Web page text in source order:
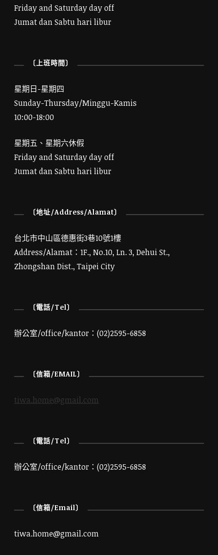
Friday and Saturday day off
Jumat dan Sabtu hari libur
〔上班時間〕
星期日-星期四
Sunday-Thursday/Minggu-Kamis
10:00-18:00
星期五、星期六休假
Friday and Saturday day off
Jumat dan Sabtu hari libur
〔地址/Address/Alamat〕
台北市中山區德惠街3巷10號1樓
Address/Alamat：1F., No.10, Ln. 3, Dehui St.,
Zhongshan Dist., Taipei City
〔電話/Tel〕
辦公室/office/kantor：(02)2595-6858
〔信箱/EMAIL〕
tiwa.home@gmail.com
〔電話/Tel〕
辦公室/office/kantor：(02)2595-6858
〔信箱/Email〕
tiwa.home@gmail.com